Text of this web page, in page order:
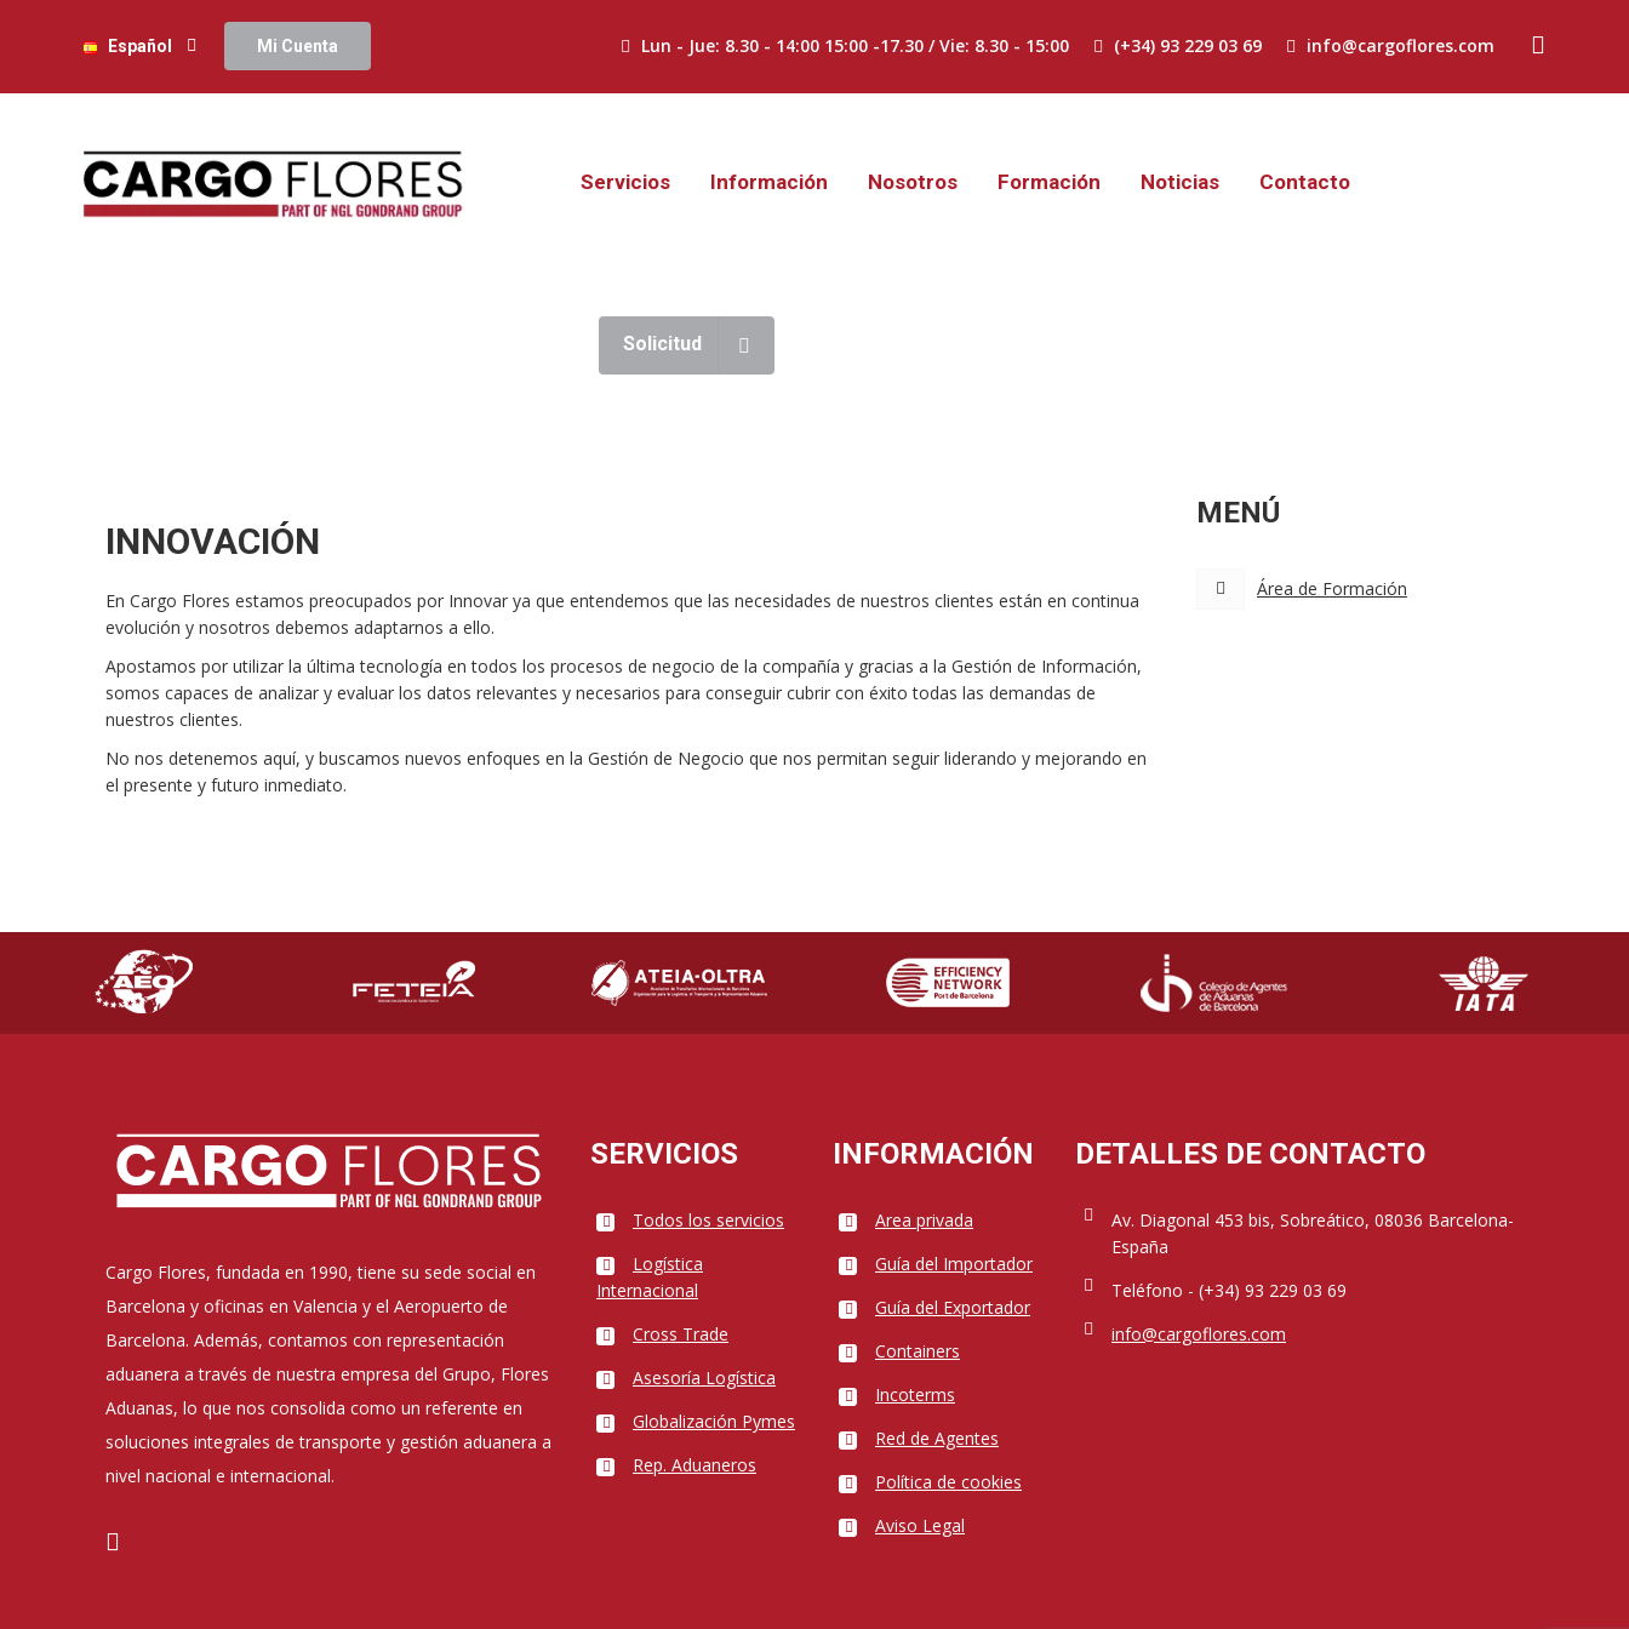
Español Mi Cuenta info@cargoflores.com
(+34) 93 229 03 69
Lun - Jue: 8.30 - 14:00 15:00 -17.30 / Vie: 8.30 - 15:00
Servicios Información Nosotros Formación Noticias Contacto
Solicitud
INNOVACIÓN
En Cargo Flores estamos preocupados por Innovar ya que entendemos que las necesidades de nuestros clientes están en continua
evolución y nosotros debemos adaptarnos a ello.
Apostamos por utilizar la última tecnología en todos los procesos de negocio de la compañía y gracias a la Gestión de Información,
somos capaces de analizar y evaluar los datos relevantes y necesarios para conseguir cubrir con éxito todas las demandas de
nuestros clientes.
No nos detenemos aquí, y buscamos nuevos enfoques en la Gestión de Negocio que nos permitan seguir liderando y mejorando en
el presente y futuro inmediato.
MENÚ
Área de Formación
Cargo Flores, fundada en 1990, tiene su sede social en
Barcelona y oficinas en Valencia y el Aeropuerto de
Barcelona. Además, contamos con representación
aduanera a través de nuestra empresa del Grupo, Flores
Aduanas, lo que nos consolida como un referente en
soluciones integrales de transporte y gestión aduanera a
nivel nacional e internacional.
SERVICIOS
Todos los servicios
Logística
Internacional
Cross Trade
Asesoría Logística
Globalización Pymes
Rep. Aduaneros
INFORMACIÓN
Area privada
Guía del Importador
Guía del Exportador
Containers
Incoterms
Red de Agentes
Política de cookies
Aviso Legal
DETALLES DE CONTACTO
Av. Diagonal 453 bis, Sobreático, 08036 Barcelona-
España
Teléfono - (+34) 93 229 03 69
info@cargoflores.com